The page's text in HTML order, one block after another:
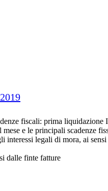
fiscali: prima
e le principali scadenze
interessi legali di mora, ai